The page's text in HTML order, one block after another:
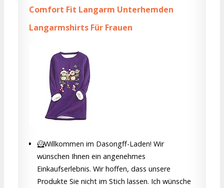
Comfort Fit Langarm Unterhemden
Langarmshirts Für Frauen
🦸Willkommen im Dasongff-Laden! Wir
wünschen Ihnen ein angenehmes
Einkaufserlebnis. Wir hoffen, dass unsere
Produkte Sie nicht im Stich lassen. Ich wünsche